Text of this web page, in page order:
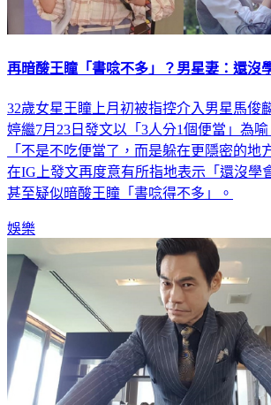
再暗酸王瞳「書唸不多」？男星妻：還沒
32歲女星王瞳上月初被指控介入男星馬俊
婷繼7月23日發文以「3人分1個便當」為
「不是不吃便當了，而是躲在更隱密的地
在IG上發文再度意有所指地表示「還沒學
甚至疑似暗酸王瞳「書唸得不多」。
娛樂